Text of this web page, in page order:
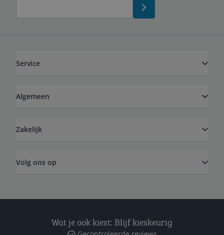
Service
Algemeen
Zakelijk
Volg ons op
Wat je ook kiest: Blijf kieskeurig